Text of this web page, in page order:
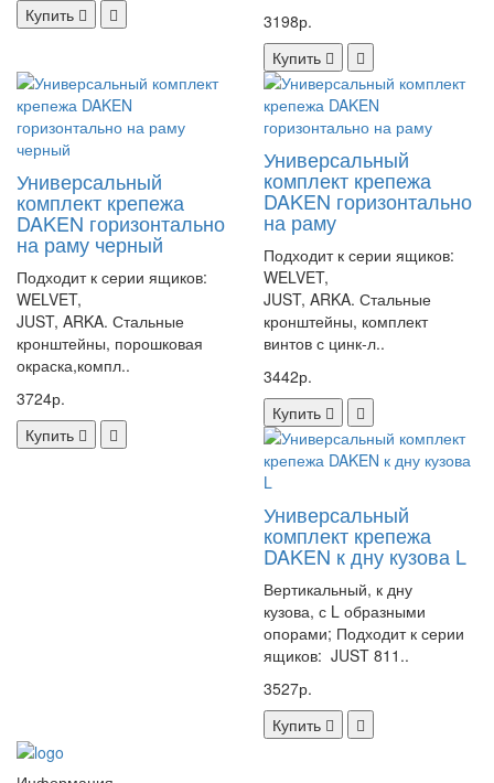
Купить
3198р.
Купить
Универсальный
комплект крепежа
DAKEN горизонтально
на раму черный
Подходит к серии ящиков:
WELVET,
JUST, ARKA. Стальные
кронштейны, порошковая
окраска,компл..
3724р.
Купить
Универсальный
комплект крепежа
DAKEN горизонтально
на раму
Подходит к серии ящиков:
WELVET,
JUST, ARKA. Стальные
кронштейны, комплект
винтов с цинк-л..
3442р.
Купить
Универсальный
комплект крепежа
DAKEN к дну кузова L
Вертикальный, к дну
кузова, с L образными
опорами; Подходит к серии
ящиков: JUST 811..
3527р.
Купить